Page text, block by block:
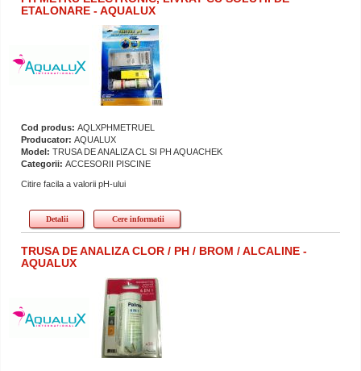
ETALONARE - AQUALUX
Cod produs: AQLXPHMETRUEL
Producator: AQUALUX
Model: TRUSA DE ANALIZA CL SI PH AQUACHEK
Categorii: ACCESORII PISCINE
Citire facila a valorii pH-ului
Detalii Cere informatii
TRUSA DE ANALIZA CLOR / PH / BROM / ALCALINE -
AQUALUX